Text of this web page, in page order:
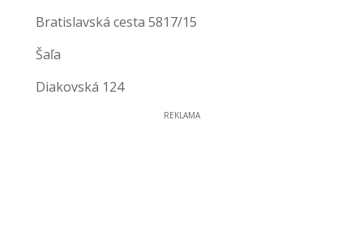
Bratislavská cesta 5817/15
Šaľa
Diakovská 124
REKLAMA